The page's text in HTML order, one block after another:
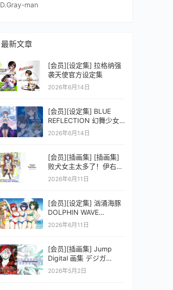
D.Gray-man
最新文章
[会员][设定集] 拉格纳强
袭天使官方设定集
2026年6月14日
[会员][设定集] BLUE
REFLECTION 幻舞少女
之剑公式ビジュアルコレ
2026年6月14日
[会员][插画集] [插画集]
败犬女主太多了！伊右群
ARTWORKS
2026年6月11日
[会员][设定集] 汹涌海豚
DOLPHIN WAVE
OFFICIAL VISUAL
2026年6月11日
[会员][插画集] Jump
Digital 画集 デジガ
D.Gray-man
2026年5月2日